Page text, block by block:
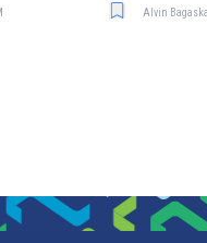
Sektor
Alvin